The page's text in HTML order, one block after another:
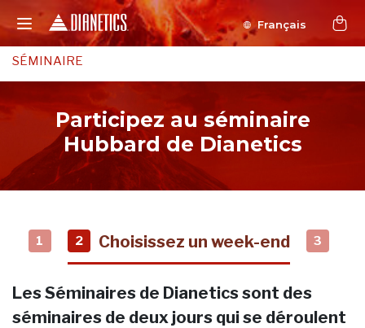
Français
SÉMINAIRE
Participez au séminaire
Hubbard de Dianetics
1 2 Choisissez un week-end 3
Les Séminaires de Dianetics sont des
séminaires de deux jours qui se déroulent